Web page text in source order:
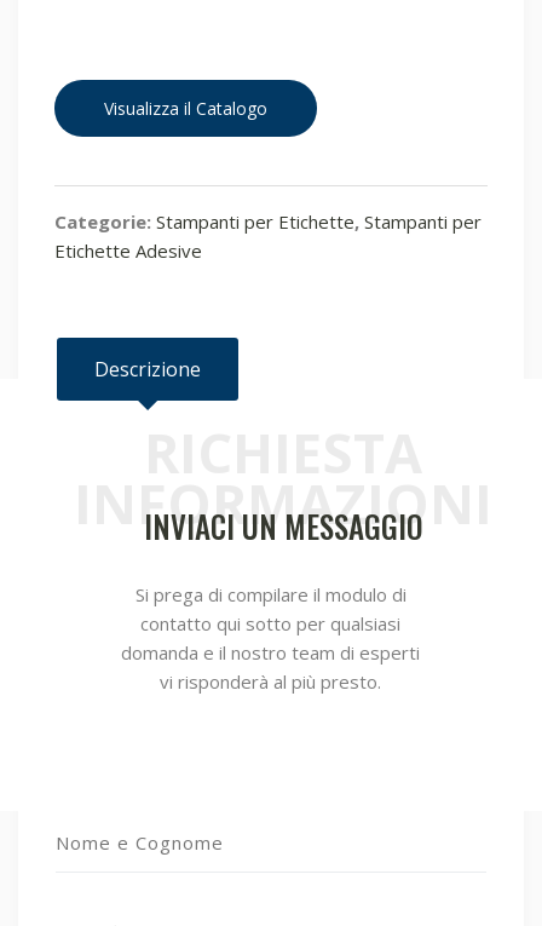
Visualizza il Catalogo
Categorie: Stampanti per Etichette, Stampanti per
Etichette Adesive
Descrizione
INFORMAZIONI
INVIACI UN MESSAGGIO
Si prega di compilare il modulo di
contatto qui sotto per qualsiasi
domanda e il nostro team di esperti
vi risponderà al più presto.